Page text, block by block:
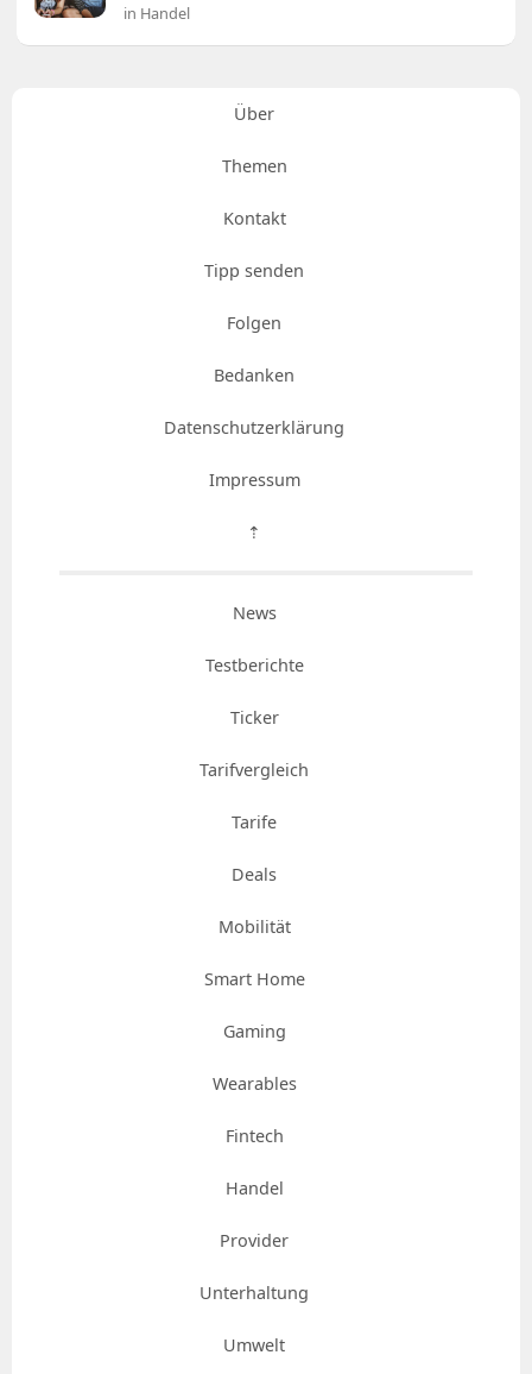
in Handel
Über
Themen
Kontakt
Tipp senden
Folgen
Bedanken
Datenschutzerklärung
Impressum
⇡
News
Testberichte
Ticker
Tarifvergleich
Tarife
Deals
Mobilität
Smart Home
Gaming
Wearables
Fintech
Handel
Provider
Unterhaltung
Umwelt